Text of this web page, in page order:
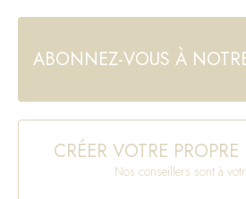
ABONNEZ-VOUS À
CRÉER VOTRE
Nos conseillers sont à